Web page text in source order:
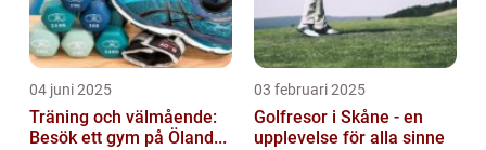
04 juni 2025
Träning och välmående:
Besök ett gym på Öland...
03 februari 2025
Golfresor i Skåne - en
upplevelse för alla sinne